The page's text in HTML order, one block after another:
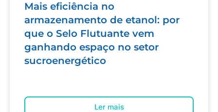
Mais eficiência no
armazenamento de etanol: por
que o Selo Flutuante vem
ganhando espaço no setor
sucroenergético
Ler mais